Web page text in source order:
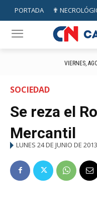
PORTADA ✟
VIERNES,
SOCIEDAD
Se reza el
Mercantil
LUNES 24 DE JUNIO DE 2013